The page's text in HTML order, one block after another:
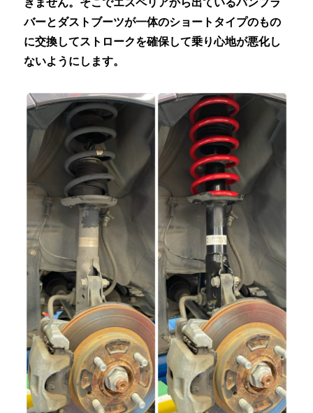
バーとダストブーツが一体のショートタイプのもの
に交換してストロークを確保して乗り心地が悪化し
ないようにします。